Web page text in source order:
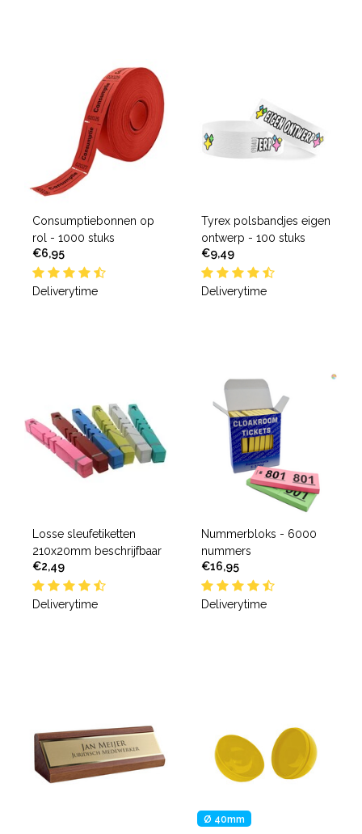
Consumptiebonnen op
rol - 1000 stuks
€6,95
Deliverytime
Tyrex polsbandjes eigen
ontwerp - 100 stuks
€9,49
Deliverytime
Losse sleufetiketten
210x20mm beschrijfbaar
€2,49
Deliverytime
Nummerbloks - 6000
nummers
€16,95
Deliverytime
Ø 40mm